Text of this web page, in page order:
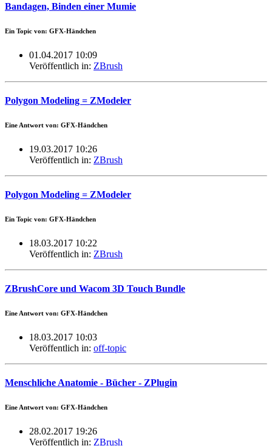
Bandagen, Binden einer Mumie
Ein Topic von: GFX-Händchen
01.04.2017 10:09
Veröffentlich in: ZBrush
Polygon Modeling = ZModeler
Eine Antwort von: GFX-Händchen
19.03.2017 10:26
Veröffentlich in: ZBrush
Polygon Modeling = ZModeler
Ein Topic von: GFX-Händchen
18.03.2017 10:22
Veröffentlich in: ZBrush
ZBrushCore und Wacom 3D Touch Bundle
Eine Antwort von: GFX-Händchen
18.03.2017 10:03
Veröffentlich in: off-topic
Menschliche Anatomie - Bücher - ZPlugin
Eine Antwort von: GFX-Händchen
28.02.2017 19:26
Veröffentlich in: ZBrush